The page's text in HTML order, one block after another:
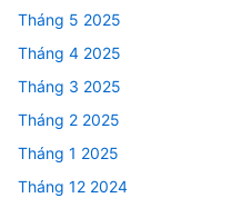
Tháng 5 2025
Tháng 4 2025
Tháng 3 2025
Tháng 2 2025
Tháng 1 2025
Tháng 12 2024